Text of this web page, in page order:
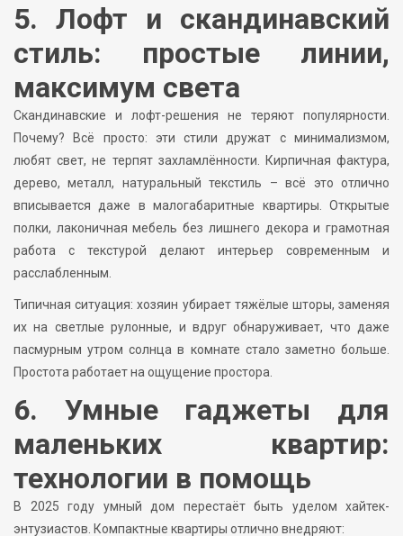
5. Лофт и скандинавский
стиль: простые линии,
максимум света
Скандинавские и лофт-решения не теряют популярности.
Почему? Всё просто: эти стили дружат с минимализмом,
любят свет, не терпят захламлённости. Кирпичная фактура,
дерево, металл, натуральный текстиль – всё это отлично
вписывается даже в малогабаритные квартиры. Открытые
полки, лаконичная мебель без лишнего декора и грамотная
работа с текстурой делают интерьер современным и
расслабленным.
Типичная ситуация: хозяин убирает тяжёлые шторы, заменяя
их на светлые рулонные, и вдруг обнаруживает, что даже
пасмурным утром солнца в комнате стало заметно больше.
Простота работает на ощущение простора.
6. Умные гаджеты для
маленьких квартир:
технологии в помощь
В 2025 году умный дом перестаёт быть уделом хайтек-
энтузиастов. Компактные квартиры отлично внедряют: